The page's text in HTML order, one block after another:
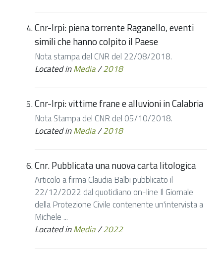
Cnr-Irpi: piena torrente Raganello, eventi
simili che hanno colpito il Paese
Nota stampa del CNR del 22/08/2018.
Located inMedia/2018
Cnr-Irpi: vittime frane e alluvioni in Calabria
Nota Stampa del CNR del 05/10/2018.
Located inMedia/2018
Cnr. Pubblicata una nuova carta litologica
Articolo a firma Claudia Balbi pubblicato il
22/12/2022 dal quotidiano on-line Il Giornale
della Protezione Civile contenente un'intervista a
Michele ...
Located inMedia/2022